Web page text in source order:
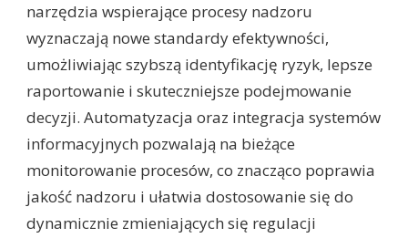
narzędzia wspierające procesy nadzoru
wyznaczają nowe standardy efektywności,
umożliwiając szybszą identyfikację ryzyk, lepsze
raportowanie i skuteczniejsze podejmowanie
decyzji. Automatyzacja oraz integracja systemów
informacyjnych pozwalają na bieżące
monitorowanie procesów, co znacząco poprawia
jakość nadzoru i ułatwia dostosowanie się do
dynamicznie zmieniających się regulacji